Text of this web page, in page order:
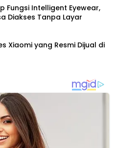
Fungsi Intelligent Eyewear,
Diakses Tanpa Layar
Xiaomi yang Resmi Dijual di